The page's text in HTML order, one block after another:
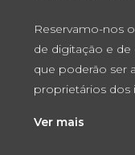
Reservamo-nos
de digitação e de
que poderão ser
proprietários dos
Ver mais